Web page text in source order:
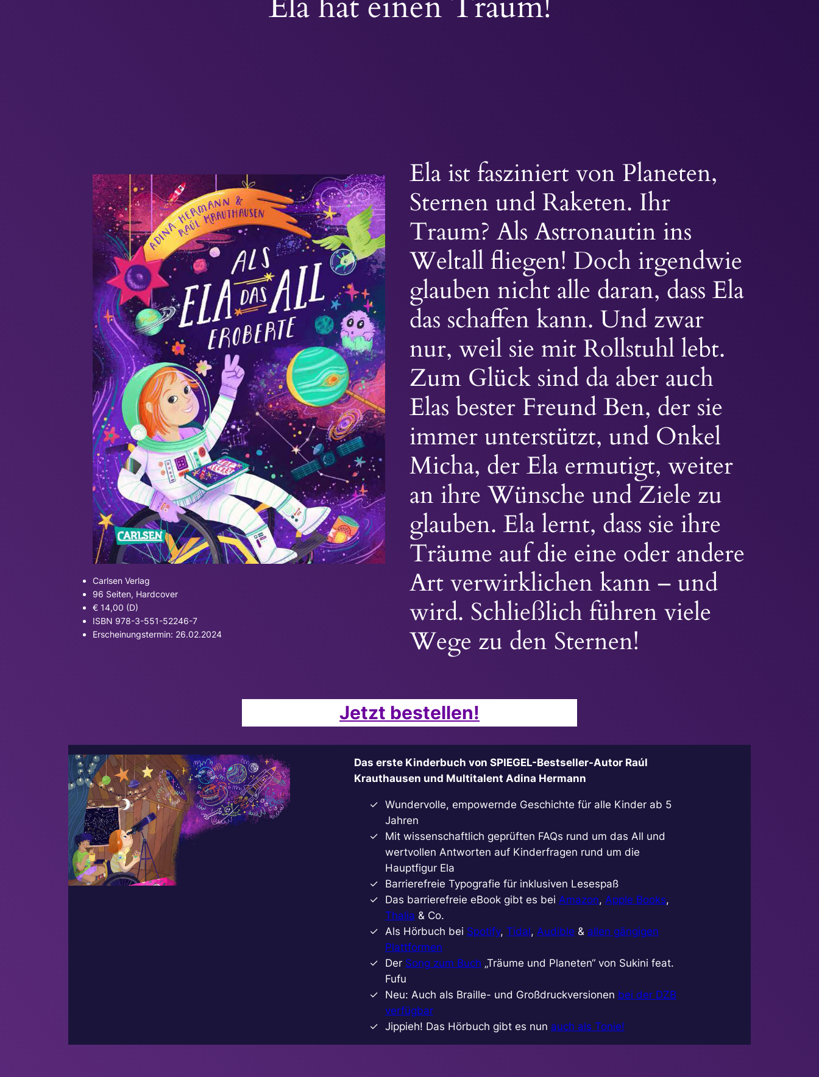
Carlsen Verlag
96 Seiten, Hardcover
€ 14,00 (D)
ISBN 978-3-551-52246-7
Erscheinungstermin: 26.02.2024
Ela ist fasziniert von Planeten,
Sternen und Raketen. Ihr
Traum? Als Astronautin ins
Weltall fliegen! Doch irgendwie
glauben nicht alle daran, dass Ela
das schaffen kann. Und zwar
nur, weil sie mit Rollstuhl lebt.
Zum Glück sind da aber auch
Elas bester Freund Ben, der sie
immer unterstützt, und Onkel
Micha, der Ela ermutigt, weiter
an ihre Wünsche und Ziele zu
glauben. Ela lernt, dass sie ihre
Träume auf die eine oder andere
Art verwirklichen kann – und
wird. Schließlich führen viele
Wege zu den Sternen!
Jetzt bestellen!
Das erste Kinderbuch von SPIEGEL-Bestseller-Autor Raúl
Krauthausen und Multitalent Adina Hermann
Wundervolle, empowernde Geschichte für alle Kinder ab 5
Jahren
Mit wissenschaftlich geprüften FAQs rund um das All und
wertvollen Antworten auf Kinderfragen rund um die
Hauptfigur Ela
Barrierefreie Typografie für inklusiven Lesespaß
Das barrierefreie eBook gibt es bei Amazon, Apple Books,
Thalia & Co.
Als Hörbuch bei Spotify, Tidal, Audible & allen gängigen
Plattformen
Der Song zum Buch „Träume und Planeten“ von Sukini feat.
Fufu
Neu: Auch als Braille- und Großdruckversionen bei der DZB
verfügbar
Jippieh! Das Hörbuch gibt es nun auch als Tonie!